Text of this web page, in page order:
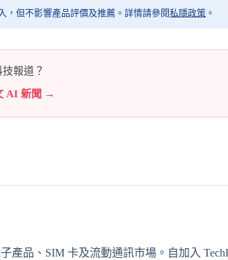
，但不影響產品評價及推薦。詳情請參閱私隱政策 。
報道？
AI 新聞 →
產品、SIM 卡及流動通訊市場。自加入